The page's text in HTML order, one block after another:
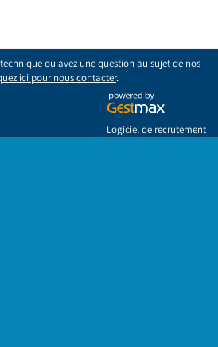
ou avez une question au sujet de nos
ici pour nous contacter.
Logiciel de recrutement